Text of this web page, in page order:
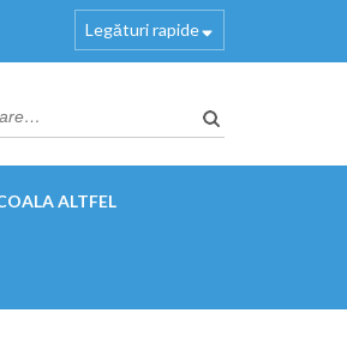
Legături rapide
ALTFEL